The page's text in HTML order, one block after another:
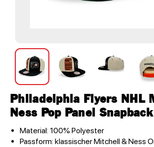
Philadelphia Flyers NHL
Ness Pop Panel Snapback
Material: 100% Polyester
Passform: klassischer Mitchell & Ness